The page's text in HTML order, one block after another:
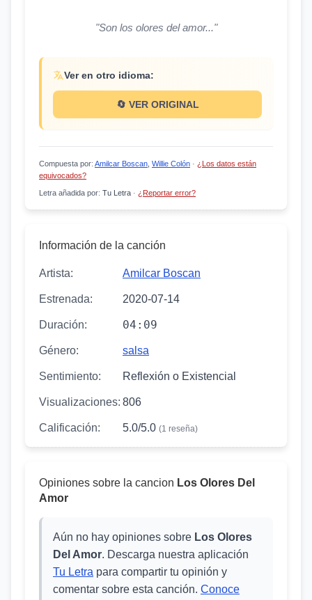
"Son los olores del amor..."
Ver en otro idioma:
🔄 VER ORIGINAL
Compuesta por: Amilcar Boscan Willie Colón · ¿Los datos están
equivocados?
Letra añadida por: Tu Letra · ¿Reportar error?
Información de la canción
Artista: Amilcar Boscan
Estrenada: 2020-07-14
Duración: 04:09
Género: salsa
Sentimiento: Reflexión o Existencial
Visualizaciones: 806
Calificación: 5.0/5.0 (1 reseña)
Opiniones sobre la cancion Los Olores Del
Amor
Aún no hay opiniones sobre Los Olores
Del Amor. Descarga nuestra aplicación
Tu Letra para compartir tu opinión y
comentar sobre esta canción. Conoce